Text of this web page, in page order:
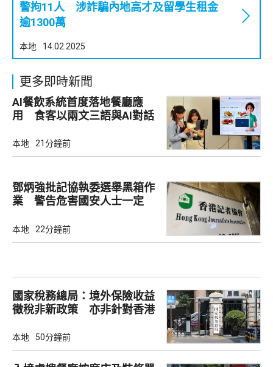
警拘11人 涉詐騙內地高才及留學生租金
逾1300萬
本地 14.02.2025
更多即時新聞
AI餐飲系統首度落地餐廳應
用 食客以兩文三語與AI對話
本地 21分鐘前
鄧炳強批記協執委選舉黑箱作
業 警告危害國安人士一定
本地 22分鐘前
國家稅務總局：境外保險收益
徵稅非新政策 亦非針對香港
本地 50分鐘前